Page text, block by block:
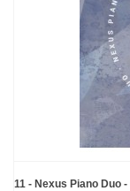
11 - Nexus Piano Duo -